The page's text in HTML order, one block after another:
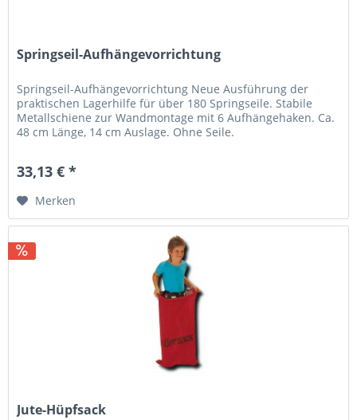
Springseil-Aufhängevorrichtung
Springseil-Aufhängevorrichtung Neue Ausführung der
praktischen Lagerhilfe für über 180 Springseile. Stabile
Metallschiene zur Wandmontage mit 6 Aufhängehaken. Ca.
48 cm Länge, 14 cm Auslage. Ohne Seile.
33,13 € *
Merken
Jute-Hüpfsack